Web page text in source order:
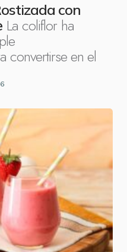
con
La coliflor ha
convertirse en el